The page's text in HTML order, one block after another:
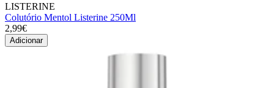
LISTERINE
Colutório Mentol Listerine 250Ml
2,99€
Adicionar